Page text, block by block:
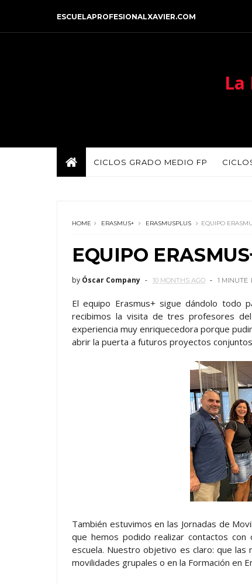
ESCUELAPROFESIONALXAVIER.COM
La
CICLOS GRADO MEDIO FP
HOME ERASMUS+ ERASMUSPLUS EQUIPO
EQUIPO
by Óscar Company 10 MONTHS AGO 1 MINUTE
El equipo Erasmus+ sigue dándolo todo
recibimos la visita de tres profesores del
experiencia muy enriquecedora porque
abrir la puerta a futuros proyectos
También estuvimos en las Jornadas de
que hemos podido realizar contactos
escuela. Nuestro objetivo es claro: que las
movilidades grupales o en la Formación en